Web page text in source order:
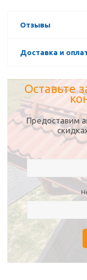
Отзывы
Доставка и
Оставьте
Предоставим